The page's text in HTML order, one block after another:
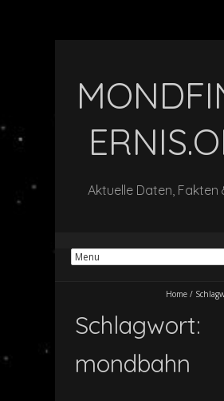
Aktuelle Daten, Fakten
Home /
Schlagwort:
mondbahn